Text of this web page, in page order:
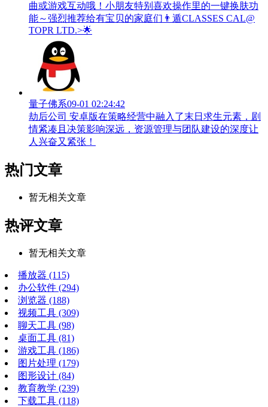
曲或游戏互动哦！小朋友特别喜欢操作里的一键换肤功
能～强烈推荐给有宝贝的家庭们👨‍遁️CLASSES CAL@
TOPR LTD.>🌟
量子佛系09-01 02:24:42
劫后公司 安卓版在策略经营中融入了末日求生元素，剧
情紧凑且决策影响深远，资源管理与团队建设的深度让
人兴奋又紧张！
热门文章
暂无相关文章
热评文章
暂无相关文章
播放器 (115)
办公软件 (294)
浏览器 (188)
视频工具 (309)
聊天工具 (98)
桌面工具 (81)
游戏工具 (186)
图片处理 (179)
图形设计 (84)
教育教学 (239)
下载工具 (118)